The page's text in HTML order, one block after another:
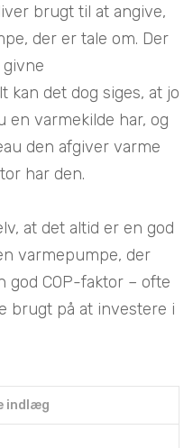
brugt til at angive,
der er tale om. Der
givne
kan det dog siges, at jo
en varmekilde har, og
den afgiver varme
har den.
at det altid er en god
varmepumpe, der
god COP-faktor – ofte
brugt på at investere i
indlæg